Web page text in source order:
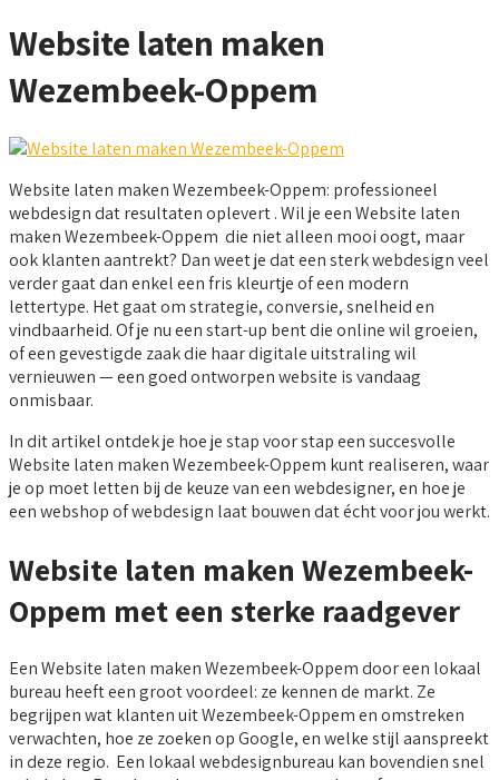
Website laten maken
Wezembeek-Oppem
Website laten maken Wezembeek-Oppem: professioneel
webdesign dat resultaten oplevert . Wil je een Website laten
maken Wezembeek-Oppem die niet alleen mooi oogt, maar
ook klanten aantrekt? Dan weet je dat een sterk webdesign veel
verder gaat dan enkel een fris kleurtje of een modern
lettertype. Het gaat om strategie, conversie, snelheid en
vindbaarheid. Of je nu een start-up bent die online wil groeien,
of een gevestigde zaak die haar digitale uitstraling wil
vernieuwen — een goed ontworpen website is vandaag
onmisbaar.
In dit artikel ontdek je hoe je stap voor stap een succesvolle
Website laten maken Wezembeek-Oppem kunt realiseren, waar
je op moet letten bij de keuze van een webdesigner, en hoe je
een webshop of webdesign laat bouwen dat écht voor jou werkt.
Website laten maken Wezembeek-
Oppem met een sterke raadgever
Een Website laten maken Wezembeek-Oppem door een lokaal
bureau heeft een groot voordeel: ze kennen de markt. Ze
begrijpen wat klanten uit Wezembeek-Oppem en omstreken
verwachten, hoe ze zoeken op Google, en welke stijl aanspreekt
in deze regio. Een lokaal webdesignbureau kan bovendien snel